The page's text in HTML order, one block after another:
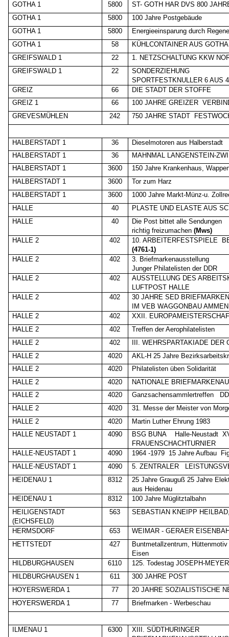
GOTHA 1 5800
ST- GOTH HAR DVS 800
GOTHA 1
5800
100 Jahre Postgebäude
GOTHA 1
5800
Energieeinsparung durch
GOTHA 1
58
KÜHLCONTAINER AUS GOTHA
GREIFSWALD 1
22
1. NETZSCHALTUNG KKW
GREIFSWALD 1
22
SONDERZIEHUNG
SPORTFESTKNULLER 6 AUS
GREIZ
66
DIE STADT DER STOFFE
GREIZ 1
66 100 JAHRE GREIZER
GREVESMÜHLEN
242 750 JAHRE STADT
HALBERSTADT 1 36
Dieselmotoren aus Halberstadt
HALBERSTADT 1
36
MAHNMAL LANGENSTEIN-
HALBERSTADT 1
3600
150 Jahre Krankenhaus,
HALBERSTADT 1
3600
Tor zum Harz
HALBERSTADT 1
3600
1000 Jahre Markt-Münz-u.
HALLE
40
PLASTE UND ELASTE AUS
HALLE
40
Die Post bittet alle Sendungen
richtig freizumachen(Mws)
HALLE 2
402 10. ARBEITERFESTSPIELE
(4761-1)
HALLE 2
402
3. Briefmarkenausstellung
Junger Philatelisten der DDR
HALLE 2
402
AUSSTELLUNG DES
LUFTPOST HALLE
HALLE 2
402
30 JAHRE SED
IM VEB WAGGONBAU
HALLE 2
402
XXII.
HALLE 2
402
Treffen der Aerophilatelisten
HALLE 2
402
III. WEHRSPARTAKIADE DER
HALLE 2
4020
AKL-H 25 Jahre
HALLE 2
4020
Philatelisten üben Solidarität
HALLE 2
4020
NATIONALE
HALLE 2
4020 Ganzsachensammlertreffen
HALLE 2
4020
31. Messe der Meister von
HALLE 2
4020
Martin Luther Ehrung 1983
HALLE NEUSTADT 1
4090 BSG BUNA Halle-Neustadt
FRAUENSCHACHTURNIER
HALLE-NEUSTADT 1
4090 1964 -1979 15 Jahre Aufbau
HALLE-NEUSTADT 1
4090 5. ZENTRALER
HEIDENAU 1
8312
25 Jahre Grauguß 25 Jahre
aus Heidenau
HEIDENAU 1
8312
100 Jahre Müglitztalbahn
HEILIGENSTADT
(EICHSFELD)
563 SEBASTIAN KNEIPP
HERMSDORF 653
WEIMAR - GERAER
HETTSTEDT
427
Buntmetallzentrum,
Eisen
HILDBURGHAUSEN
6110
125. Todestag JOSEPH-MEYER
HILDBURGHAUSEN 1
611
300 JAHRE POST
HOYERSWERDA 1
77
20 JAHRE SOZIALISTISCHE
HOYERSWERDA 1
77 Briefmarken - Werbeschau
ILMENAU 1 6300
XIII. SÜDTHURINGER